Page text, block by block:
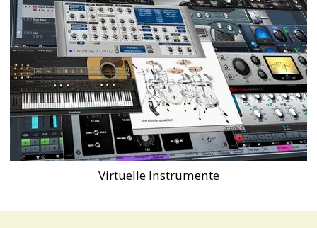
Virtuelle Instrumente